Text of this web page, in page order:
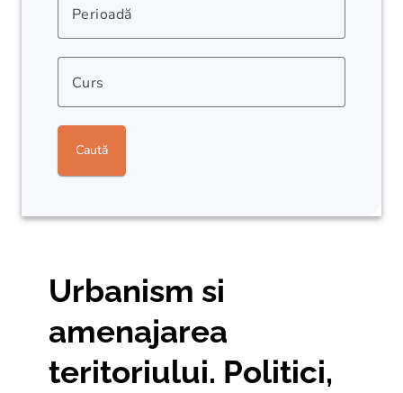
Perioadă
Curs
Caută
Urbanism si
amenajarea
teritoriului. Politici,